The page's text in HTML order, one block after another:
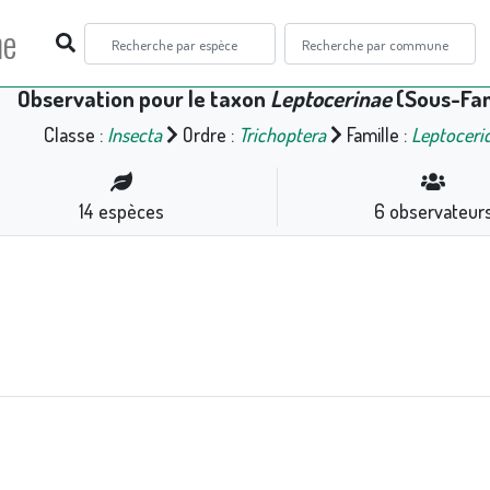
Observation pour le taxon Leptocerinae(Sous-
Classe : Insecta Ordre : Trichoptera Famille :
14 espèces 6